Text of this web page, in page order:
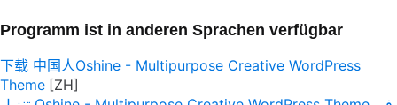
Programm ist in anderen Sprachen verfügbar
下载 中国人Oshine - Multipurpose Creative WordPress
Theme